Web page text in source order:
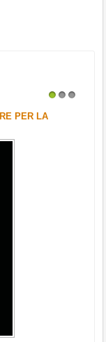
PER LA